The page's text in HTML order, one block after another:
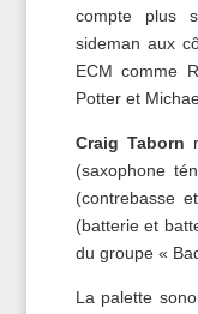
compte plus
sideman aux
ECM comme
Potter et
Craig Taborn
(saxophone
(contrebasse
(batterie et
du groupe «
La palette